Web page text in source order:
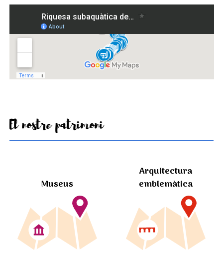
El nostre patrimoni
Museus
Arquitectura
emblemàtica